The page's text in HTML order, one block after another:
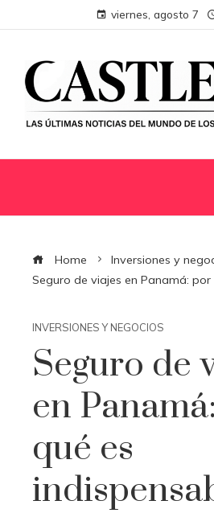
viernes, agosto 7
Home
Inversiones y
Seguro de viajes en Panamá:
INVERSIONES Y NEGOCIOS
Seguro de
en
qué es